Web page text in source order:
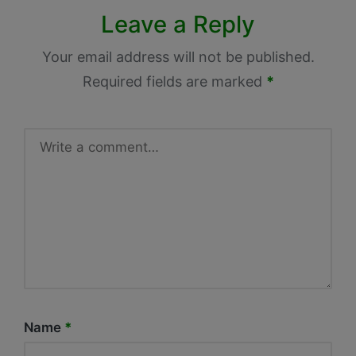
Leave a Reply
Your email address will not be published.
Required fields are marked *
Name *